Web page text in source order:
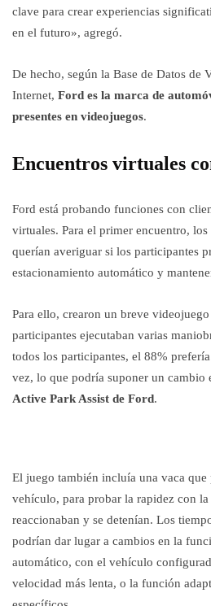
clave para crear experiencias
en el futuro», agregó.
De hecho, según la Base de Datos de
Internet, Ford es la marca de
presentes en videojuegos.
Encuentros virtuales
Ford está probando funciones con
virtuales. Para el primer encuentro,
querían averiguar si los participantes
estacionamiento automático y
Para ello, crearon un breve
participantes ejecutaban varias
todos los participantes, el 88%
vez, lo que podría suponer un cambio
Active Park Assist de Ford.
El juego también incluía una vaca que
vehículo, para probar la rapidez con
reaccionaban y se detenían. Los
podrían dar lugar a cambios en la
automático, con el vehículo
velocidad más lenta, o la función